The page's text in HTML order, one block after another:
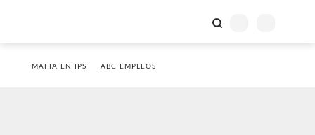
MAFIA EN IPS ABC EMPLEOS